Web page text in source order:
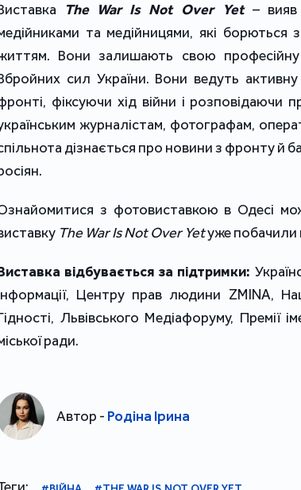
The War Is Not Over Yet– вияв
та медійницями, які борються
Вони залишають свою
сил України. Вони ведуть
фіксуючи хід війни і розповідаючи
журналістам, фотографам,
дізнається про новини з фронту й
з фотовиставкою в Одесі
The War Is Not Over Yetуже побачили
відбувається за підтримки:
Центру прав людини ZMINA,
Львівського Медіафоруму, Премії
ради.
Автор - Родіна Ірина